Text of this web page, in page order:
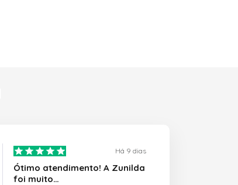
Há 9 dias
Ótimo atendimento! A Zunilda
foi muito…